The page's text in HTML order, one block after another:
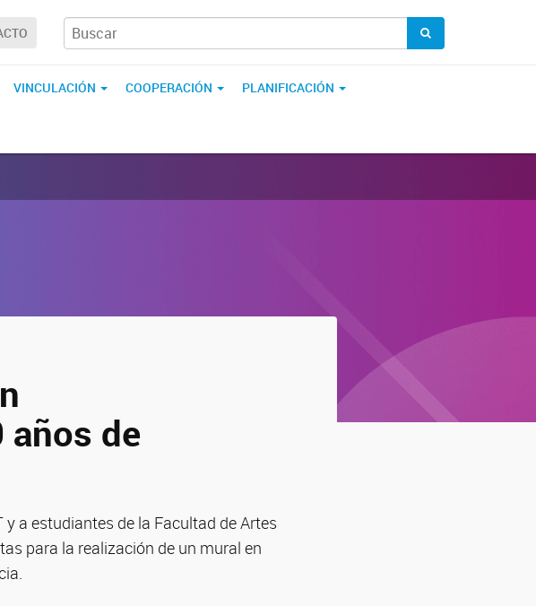
VINCULACIÓN COOPERACIÓN PLANIFICACIÓN
de
a estudiantes de la Facultad de Artes
para la realización de un mural en